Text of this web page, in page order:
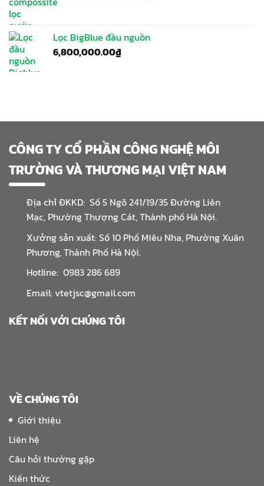
Lọc BigBlue đầu nguồn
6,800,000.00₫
CÔNG TY CỔ PHẦN CÔNG NGHỆ MÔI
TRƯỜNG VÀ THƯƠNG MẠI VIỆT NAM
Địa chỉ ĐKKD: Số 5 Ngõ 241/19/35 Đường Liên
Mạc, Phường Thượng Cát, Thành phố Hà Nội.
Xưởng sản xuất: Số 10 Phố Miêu Nha, Phường Xuân
Phương, Thành Phố Hà Nội.
Hotline: 0983 286 689
Email: vtetjsc@gmail.com
KẾT NỐI VỚI CHÚNG TÔI
VỀ CHÚNG TÔI
Giới thiệu
Liên hệ
Câu hỏi thường gặp
Kiến thức